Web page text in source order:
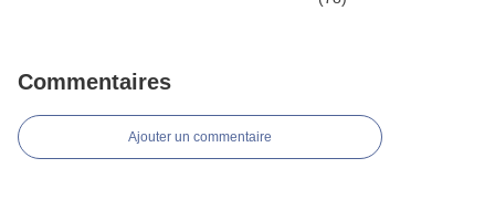
Commentaires
Ajouter un commentaire